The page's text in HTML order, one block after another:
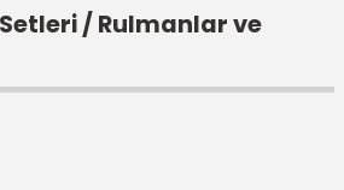
/ Rulmanlar ve